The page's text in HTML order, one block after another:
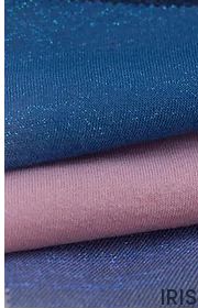
IRIS